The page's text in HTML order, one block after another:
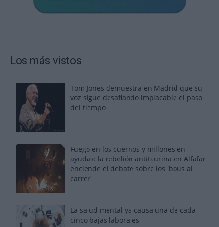
Los más vistos
Tom Jones demuestra en Madrid que su
voz sigue desafiando implacable el paso
del tiempo
Fuego en los cuernos y millones en
ayudas: la rebelión antitaurina en Alfafar
enciende el debate sobre los 'bous al
carrer'
La salud mental ya causa una de cada
cinco bajas laborales